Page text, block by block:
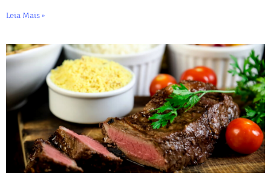
Leia Mais »